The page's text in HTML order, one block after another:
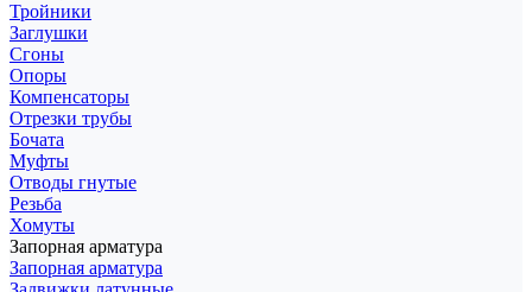
Тройники
Заглушки
Сгоны
Опоры
Компенсаторы
Отрезки трубы
Бочата
Муфты
Отводы гнутые
Резьба
Хомуты
Запорная арматура
Запорная арматура